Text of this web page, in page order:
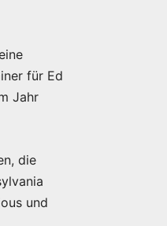
für Ed
Jahr
die
und